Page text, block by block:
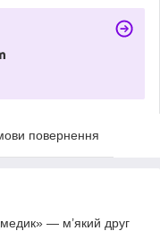
повернення
— м’який друг